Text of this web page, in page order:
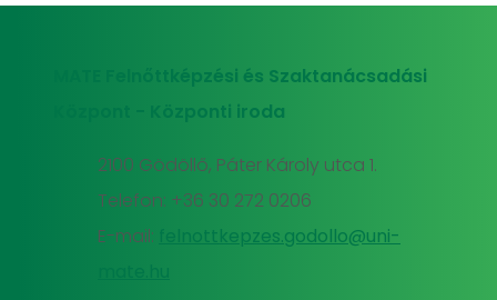
MATE Felnőttképzési és Szaktanácsadási
Központ - Központi iroda
2100 Gödöllő, Páter Károly utca 1.
Telefon: +36 30 272 0206
E-mail:
felnottkepzes.godollo@uni-